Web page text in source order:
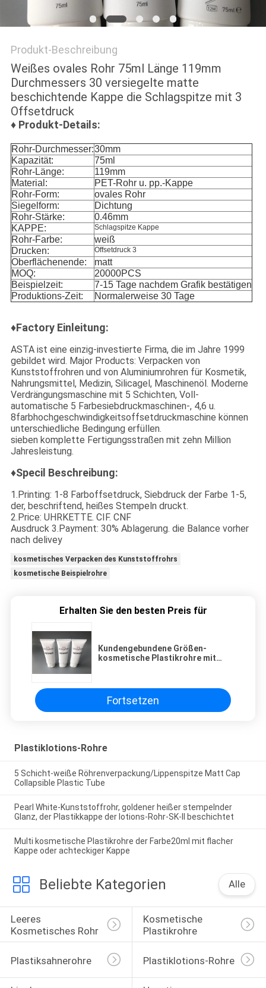
PRIVACY
Produkt-Beschreibung
Weißes ovales Rohr 75ml Länge 119mm
Durchmessers 30 versiegelte matte
beschichtende Kappe die Schlagspitze mit 3
Offsetdruck
♦ Produkt-Details:
Rohr-Durchmesser:30mm
Kapazität:
75ml
Rohr-Länge:
119mm
Material:
PET-Rohr u. pp.-Kappe
Rohr-Form:
ovales Rohr
Siegelform:
Dichtung
Rohr-Stärke:
0.46mm
KAPPE:
Schlagspitze Kappe
Rohr-Farbe:
weiß
Drucken:
Offsetdruck 3
Oberflächenende:
matt
MOQ:
20000PCS
Beispielzeit:
7-15 Tage nachdem Grafik bestätigen
Produktions-Zeit:
Normalerweise 30 Tage
♦Factory Einleitung:
ASTA ist eine einzig-investierte Firma, die im Jahre 1999
gebildet wird. Major Products: Verpacken von
Kunststoffrohren und von Aluminiumrohren für Kosmetik,
Nahrungsmittel, Medizin, Silicagel, Maschinenöl. Moderne
Verdrängungsmaschine mit 5 Schichten, Voll-
automatische 5 Farbesiebdruckmaschinen-, 4,6 u.
8farbhochgeschwindigkeitsoffsetdruckmaschine können
unterschiedliche Bedingung erfüllen.
sieben komplette Fertigungsstraßen mit zehn Million
Jahresleistung.
♦Specil Beschreibung:
1.Printing: 1-8 Farboffsetdruck, Siebdruck der Farbe 1-5,
der, beschriftend, heißes Stempeln druckt.
2.Price: UHRKETTE. CIF. CNF
Ausdruck 3.Payment: 30% Ablagerung. die Balance vorher
nach delivey
kosmetisches Verpacken des Kunststoffrohrs
kosmetische Beispielrohre
Erhalten Sie den besten Preis für
Kundengebundene Größen-
kosmetische Plastikrohre mit
Fortsetzen
Plastiklotions-Rohre
5 Schicht-weiße Röhrenverpackung/Lippenspitze Matt Cap
Collapsible Plastic Tube
Pearl White-Kunststoffrohr, goldener heißer stempelnder
Glanz, der Plastikkappe der lotions-Rohr-SK-II beschichtet
Multi kosmetische Plastikrohre der Farbe20ml mit flacher
Kappe oder achteckiger Kappe
Beliebte Kategorien Alle
Leeres
Kosmetisches Rohr
Kosmetische
Plastikrohre
Plastiksahnerohre Plastiklotions-Rohre